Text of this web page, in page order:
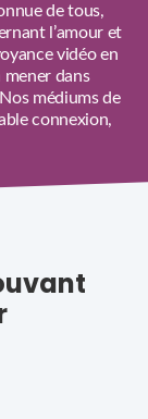
de tous,
l’amour et
vidéo en
mener dans
médiums de
connexion,